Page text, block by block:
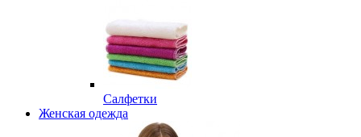
Салфетки
Женская одежда